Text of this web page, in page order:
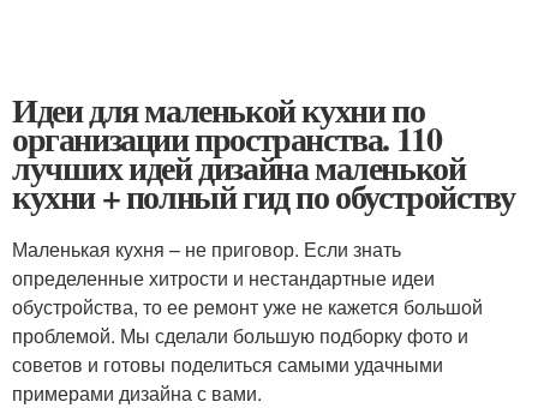
Идеи для маленькой кухни по
организации пространства. 110
лучших идей дизайна маленькой
кухни + полный гид по обустройству
Маленькая кухня – не приговор. Если знать
определенные хитрости и нестандартные идеи
обустройства, то ее ремонт уже не кажется большой
проблемой. Мы сделали большую подборку фото и
советов и готовы поделиться самыми удачными
примерами дизайна с вами.